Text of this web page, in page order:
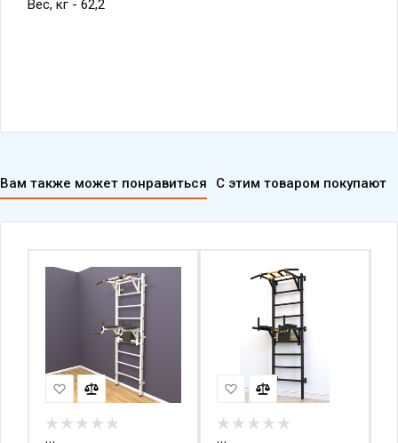
Вес, кг - 62,2
Вам также может понравиться С этим товаром покупают